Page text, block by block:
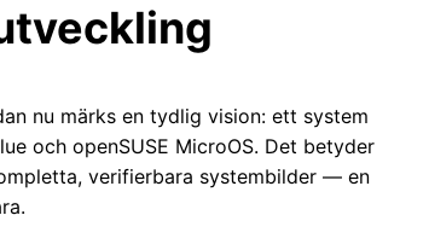
nu märks en tydlig vision: ett system
och openSUSE MicroOS. Det betyder
verifierbara systembilder — en